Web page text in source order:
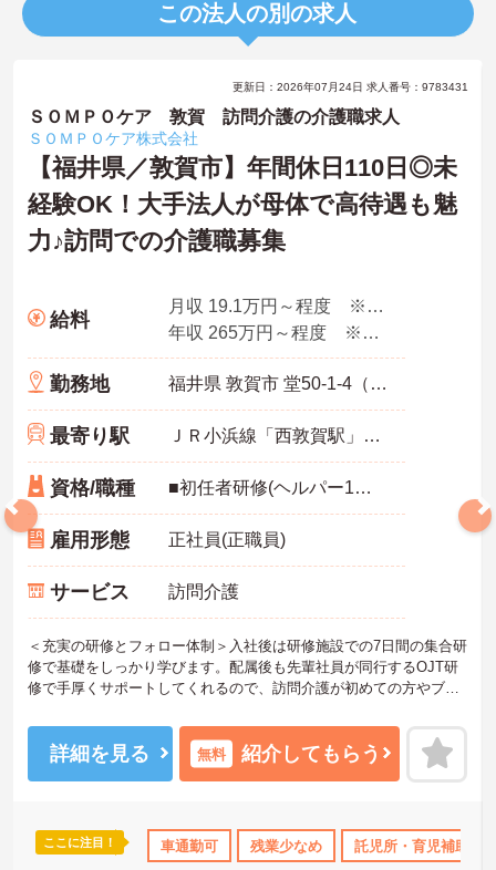
この法人の別の求人
ンクOK 資格取得サポート 研修制度あり 産休･育休･介護休暇
更新日：2026年07月24日 求人番号：9783431
ＳＯＭＰＯケア 敦賀 訪問介護の介護職求人
ＳＯＭＰＯケア株式会社
【福井県／敦賀市】年間休日110日◎未
経験OK！大手法人が母体で高待遇も魅
力♪訪問での介護職募集
給料
月収 19.1万円～程度 ※諸手当込み
年収 265万円～程度 ※想定年収
勤務地 福井県 敦賀市 堂50-1-4（長沢）日経ビル1F
最寄り駅 ＪＲ小浜線「西敦賀駅」バス・車4分
資格/職種 ■初任者研修(ヘルパー1級・2級)以上の資格をお持ちの方 ■スマートフォン所持必須（業務に使用するため） ■普通運転免許必須（AT可） ※未経験可
雇用形態 正社員(正職員)
サービス 訪問介護
＜充実の研修とフォロー体制＞入社後は研修施設での7日間の集合研
修で基礎をしっかり学びます。配属後も先輩社員が同行するOJT研
修で手厚くサポートしてくれるので、訪問介護が初めての方やブラ
プ研修もあり、日々の業務で生まれた不安や悩みを解消しながら、
着実に成長していける職場です。
＜幅広い世代が在籍♪＞若手から60代のベテランまで、幅広い年齢層
や年間公休110日に加え、有給休暇も取得しやすい体制が整ってお
り、プライベートも大切にしながらメリハリをつけて働けます。
詳細を見る 無料 紹介してもらう
ここに注目！ 車通勤可 残業少なめ 託児所・育児補助